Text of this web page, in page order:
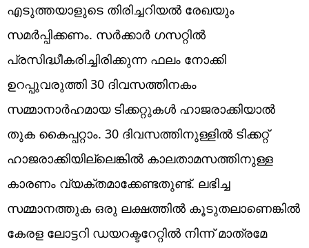
എടുത്തയാളുടെ തിരിച്ചറിയൽ രേഖയും
സമർപ്പിക്കണം. സർക്കാർ ഗസറ്റിൽ
പ്രസിദ്ധീകരിച്ചിരിക്കുന്ന ഫലം നോക്കി
ഉറപ്പുവരുത്തി 30 ദിവസത്തിനകം
സമ്മാനാർഹമായ ടിക്കറ്റുകൾ ഹാജരാക്കിയാൽ
തുക കൈപ്പറ്റാം. 30 ദിവസത്തിനുള്ളിൽ ടിക്കറ്റ്
ഹാജരാക്കിയില്ലെങ്കിൽ കാലതാമസത്തിനുള്ള
കാരണം വ്യക്തമാക്കേണ്ടതുണ്ട്. ലഭിച്ച
സമ്മാനത്തുക ഒരു ലക്ഷത്തിൽ കൂടുതലാണെങ്കിൽ
കേരള ലോട്ടറി ഡയറക്ടറേറ്റിൽ നിന്ന് മാത്രമേ